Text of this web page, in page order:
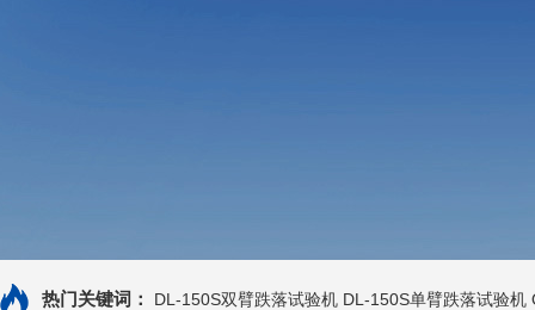
热门关键词： DL-150S双臂跌落试验机 DL-150S单臂跌落试验机